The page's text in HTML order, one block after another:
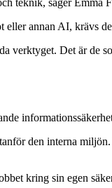
annan AI, krävs
Det är de
den interna
kring sin egen